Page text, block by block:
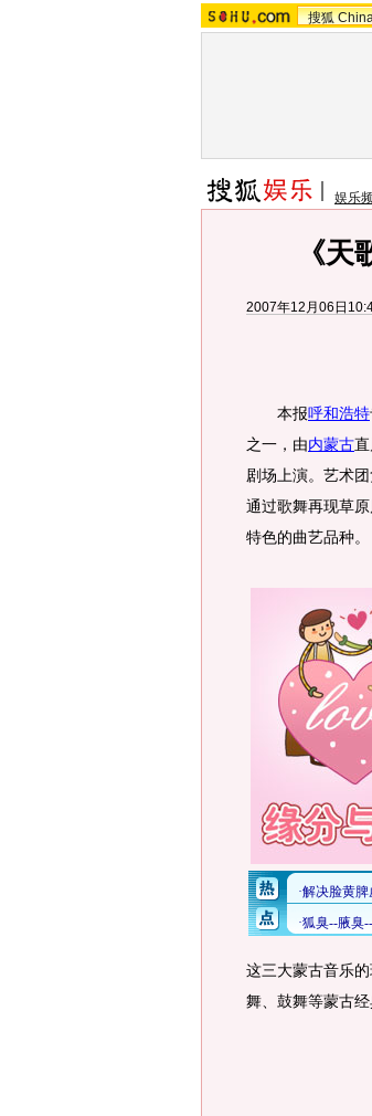
搜狐
娱乐
《
2007年12月06日
本报呼和浩特
之一，由内蒙古
剧场上演。艺术
通过歌舞再现草
特色的曲艺品种。
这三大蒙古音乐
舞、鼓舞等蒙古经